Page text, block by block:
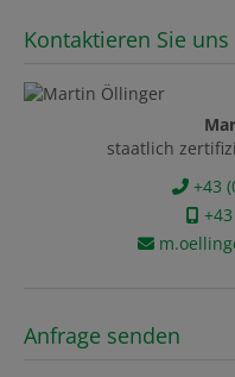
Kontaktieren Sie uns
staatlich
+43
Anfrage senden